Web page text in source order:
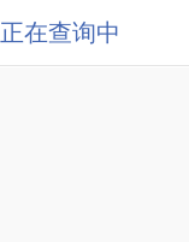
正在查询中